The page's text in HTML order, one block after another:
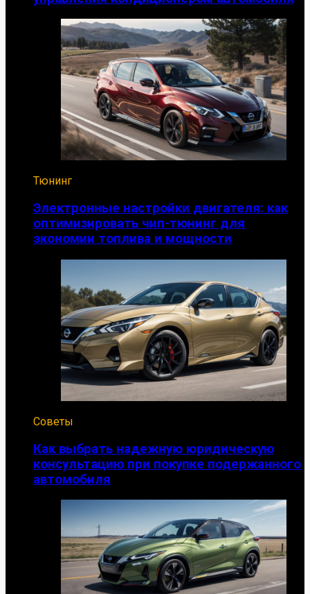
Тюнинг
Электронные настройки двигателя: как
оптимизировать чип-тюнинг для
экономии топлива и мощности
Советы
Как выбрать надежную юридическую
консультацию при покупке подержанного
автомобиля